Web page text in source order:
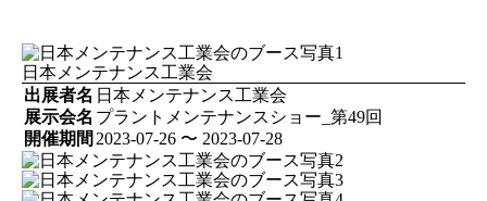
日本メンテナンス工業会
出展者名 日本メンテナンス工業会
展示会名 プラントメンテナンスショー_第49回
開催期間 2023-07-26 〜 2023-07-28